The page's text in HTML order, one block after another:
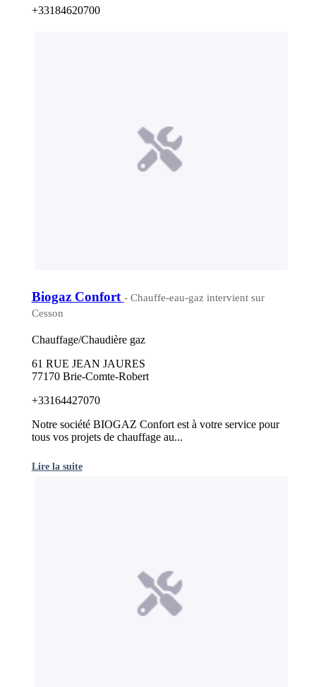
+33184620700
Biogaz Confort - Chauffe-eau-gaz intervient sur
Cesson
Chauffage/Chaudière gaz
61 RUE JEAN JAURES
77170 Brie-Comte-Robert
+33164427070
Notre société BIOGAZ Confort est à votre service pour
tous vos projets de chauffage au...
Lire la suite